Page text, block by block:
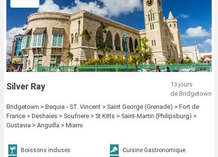
Silver Ray
13 jours
de Bridgetown
Bridgetown > Bequia - ST. Vincent > Saint George (Grenade) > Fort de
France > Deshaies > Soufriere > St Kitts > Saint-Martin (Philipsburg) >
Gustavia > Anguilla > Miami
Boissons incluses
Cuisine Gastronomique